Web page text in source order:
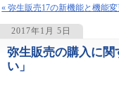
« 弥生販売17の新機能と機能変
2017年1月 5日
弥生販売の購入に
い」